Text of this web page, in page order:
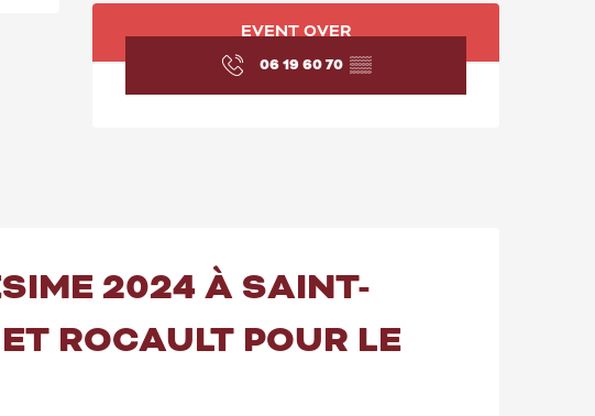
OPENING HOURS &
EVENT OVER
06 19 60 70 ▒▒
2024 À SAINT-
ROCAULT POUR LE